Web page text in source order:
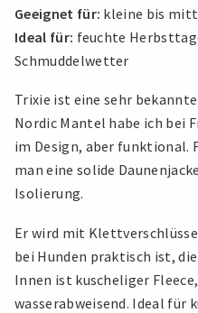
Geeignet für: kleine bis
Ideal für: feuchte
Schmuddelwetter
Trixie ist eine sehr
Nordic Mantel habe ich bei
im Design, aber funktional.
man eine solide
Isolierung.
Er wird mit
bei Hunden praktisch ist,
Innen ist kuscheliger
wasserabweisend. Ideal für